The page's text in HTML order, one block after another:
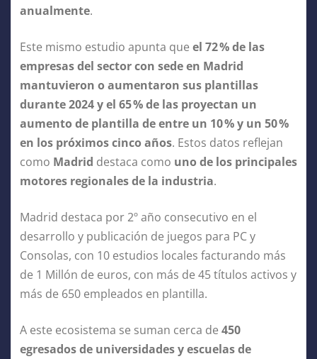
anualmente.
Este mismo estudio apunta que el 72% de las
empresas del sector con sede en Madrid
mantuvieron o aumentaron sus plantillas
durante 2024 y el 65% de las proyectan un
aumento de plantilla de entre un 10% y un 50%
en los próximos cinco años. Estos datos reflejan
como Madrid destaca como uno de los principales
motores regionales de la industria.
Madrid destaca por 2º año consecutivo en el
desarrollo y publicación de juegos para PC y
Consolas, con 10 estudios locales facturando más
de 1 Millón de euros, con más de 45 títulos activos y
más de 650 empleados en plantilla.
A este ecosistema se suman cerca de 450
egresados de universidades y escuelas de